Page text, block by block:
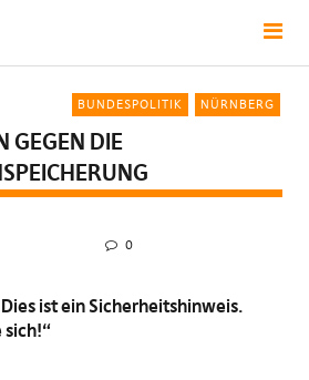
BUNDESPOLITIK NÜRNBERG
GEGEN DIE
0
ist ein Sicherheitshinweis.
sich!“